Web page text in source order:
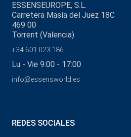
ESSENSEUROPE, S.L.
Carretera Masía del Juez 18C
469 00
Torrent (Valencia)
+34 601 023 186
Lu - Vie 9:00 - 17:00
info@essensworld.es
REDES SOCIALES